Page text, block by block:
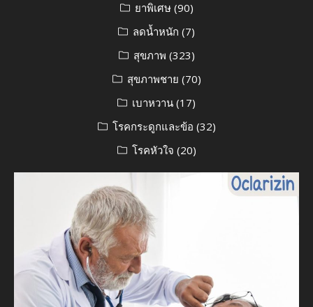
ยาพิเศษ(90)
ลดน้ำหนัก (7)
สุขภาพ (323)
สุขภาพชาย (70)
เบาหวาน (17)
โรคกระดูกและข้อ (32)
โรคหัวใจ (20)